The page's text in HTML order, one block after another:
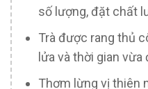
số lượng, đặt chất
Trà được rang thủ
lửa và thời gian
Thơm lừng vị thiên